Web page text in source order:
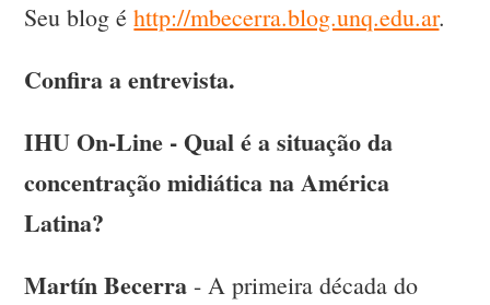
Seu blog éhttp://mbecerra.blog.unq.edu.ar.
Confira a entrevista.
IHU On-Line - Qual é a situação da
concentração midiática na América
Latina?
Martín Becerra - A primeira década do